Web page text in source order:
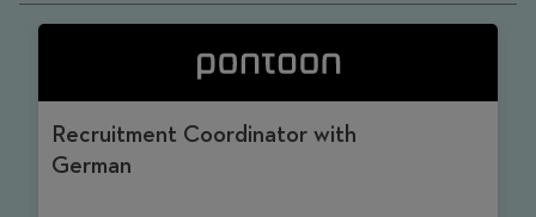
Recruitment Coordinator with
German